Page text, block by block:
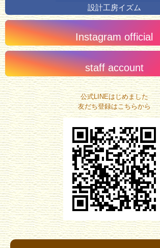
設計工房イズム
Instagram official
staff account
公式LINEはじめました
友だち登録はこちらから